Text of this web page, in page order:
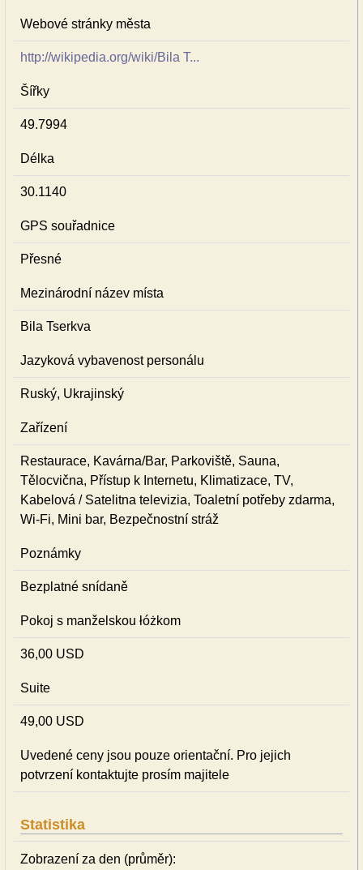
Webové stránky města
http://wikipedia.org/wiki/Bila T...
Šířky
49.7994
Délka
30.1140
GPS souřadnice
Přesné
Mezinárodní název místa
Bila Tserkva
Jazyková vybavenost personálu
Ruský, Ukrajinský
Zařízení
Restaurace, Kavárna/Bar, Parkoviště, Sauna,
Tělocvična, Přístup k Internetu, Klimatizace, TV,
Kabelová / Satelitna televizia, Toaletní potřeby zdarma,
Wi-Fi, Mini bar, Bezpečnostní stráž
Poznámky
Bezplatné snídaně
Pokoj s manželskou łóżkom
36,00 USD
Suite
49,00 USD
Uvedené ceny jsou pouze orientační. Pro jejich
potvrzení kontaktujte prosím majitele
Statistika
Zobrazení za den (průměr):